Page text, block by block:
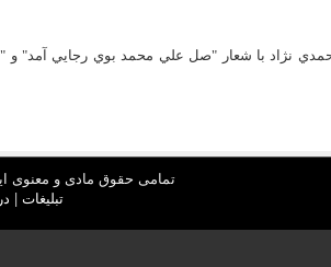
نژاد با شعار "صل علي محمد بوي رجايي آمد" و
تمامی حقوق مادی و معنوی این
تبلیغات |